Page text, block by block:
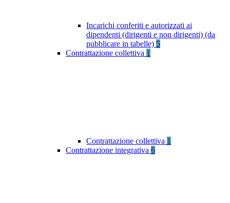
Incarichi conferiti e autorizzati ai
dipendenti (dirigenti e non dirigenti) (da
pubblicare in tabelle) 5
Contrattazione collettiva 1
Contrattazione collettiva 1
Contrattazione integrativa 6